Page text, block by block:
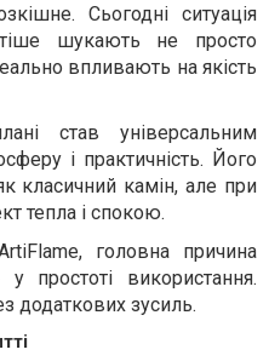
Сьогодні ситуація
шукають не просто
впливають на якість
став універсальним
і практичність. Його
класичний камін, але при
тепла і спокою.
головна причина
простоті використання.
додаткових зусиль.